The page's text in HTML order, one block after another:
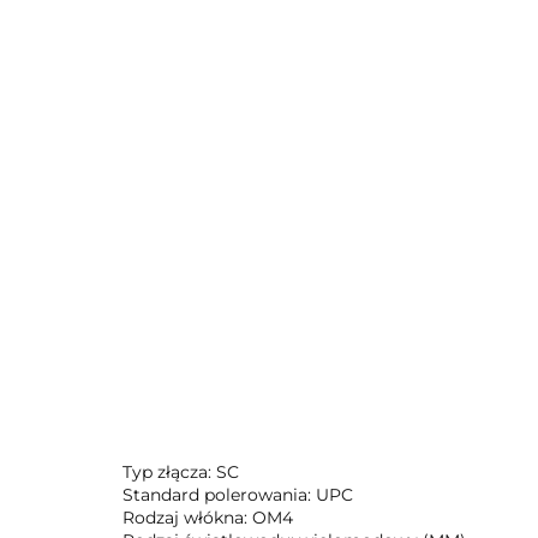
Typ złącza: SC
Standard polerowania: UPC
Rodzaj włókna: OM4